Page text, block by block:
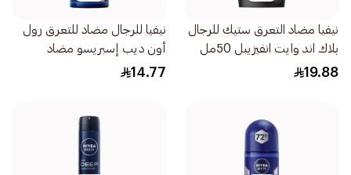
نيفيا مضاد التعرق ستيك للرجال
بلاك اند وايت انفيزيبل 50مل
19.88
نيفيا للرجال مضاد للتعرق رول
أون ديب إسبريسو مضاد
للبكتيريا 50مل
14.77